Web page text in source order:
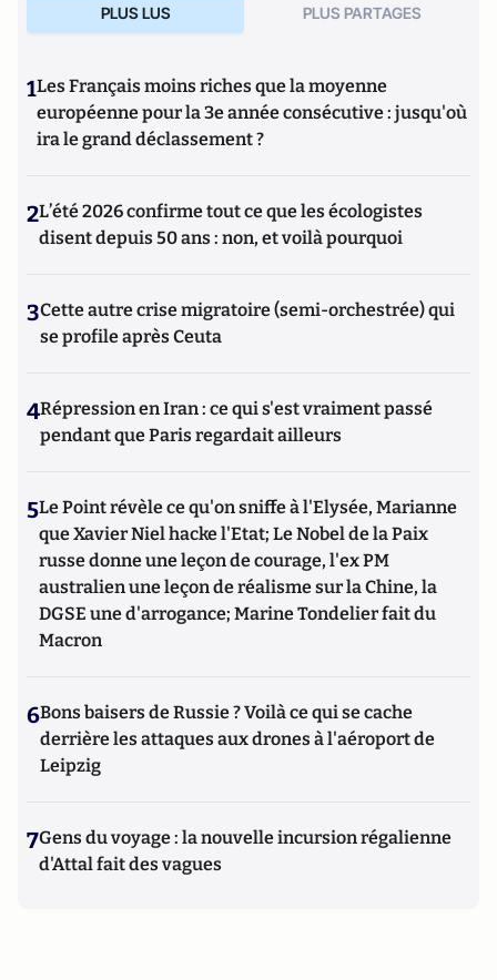
PLUS LUS PLUS PARTAGES
1Les Français moins riches que la moyenne
européenne pour la 3e année consécutive : jusqu'où
ira le grand déclassement ?
2L’été 2026 confirme tout ce que les écologistes
disent depuis 50 ans : non, et voilà pourquoi
3Cette autre crise migratoire (semi-orchestrée) qui
se profile après Ceuta
4Répression en Iran : ce qui s'est vraiment passé
pendant que Paris regardait ailleurs
5Le Point révèle ce qu'on sniffe à l'Elysée, Marianne
que Xavier Niel hacke l'Etat; Le Nobel de la Paix
russe donne une leçon de courage, l'ex PM
australien une leçon de réalisme sur la Chine, la
DGSE une d'arrogance; Marine Tondelier fait du
Macron
6Bons baisers de Russie ? Voilà ce qui se cache
derrière les attaques aux drones à l'aéroport de
Leipzig
7Gens du voyage : la nouvelle incursion régalienne
d'Attal fait des vagues